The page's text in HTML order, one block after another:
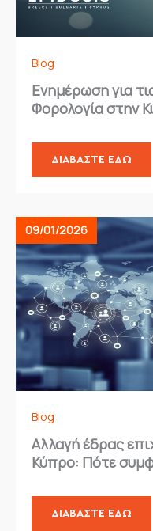
Blog
Ενημέρωση για
Φορολογία στην
ΔΙΑΒΆΣΤΕ ΕΔΏ
09/01/2026
Blog
Αλλαγή έδρας
Κύπρο: Πότε
ΔΙΑΒΆΣΤΕ ΕΔΏ